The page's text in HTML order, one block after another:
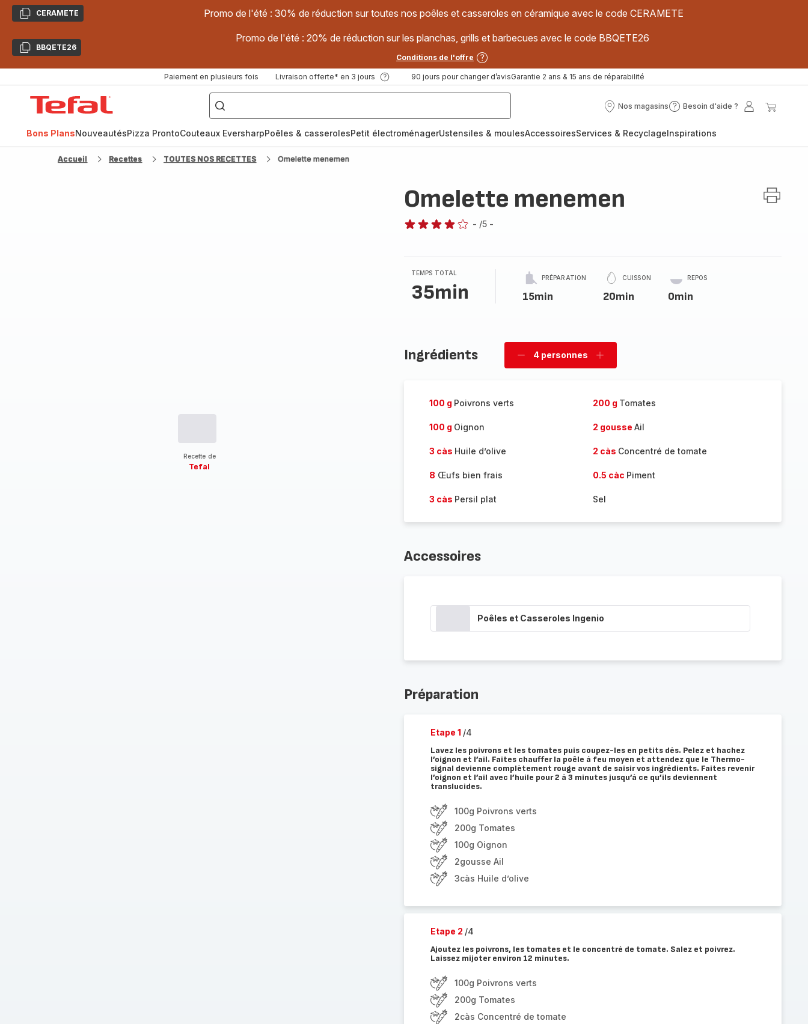
CopierCERAMETE Promo de l'été : 30% de réduction sur toutes nos poêles et casseroles en céramique avec le code CERAMETE
CopierBBQETE26
Promo de l'été : 20% de réduction sur les planchas, grills et barbecues avec le code BBQETE26
Conditions de l'offre
Paiement en plusieurs fois Livraison offerte* en 3 jours 90 jours pour changer d’avisGarantie 2 ans & 15 ans de réparabilité
["Poêles
inox,
Cake
Factory,
Nos magasins
Nos
Besoin d'aide ?
Besoin
?
Mon
Bons PlansNouveautésPizza ProntoCouteaux EversharpPoêles & casserolesPetit électroménagerUstensiles & moulesAccessoiresServices & RecyclageInspirations
Accueil Recettes TOUTES NOS RECETTES Omelette menemen
Recette de
Tefal
Omelette menemen
étoiles
(moyenne)
- /5 -
TEMPS TOTAL
35min
PRÉPARATION
15min
CUISSON
20min
REPOS
0min
Ingrédients
Supprimer
4 personnes
Ajouter
100 g Poivrons verts 200 g Tomates
100 g Oignon 2 gousse Ail
3 càs Huile d’olive 2 càs Concentré de tomate
8 Œufs bien frais 0.5 càc Piment
3 càs Persil plat Sel
Accessoires
Poêles et Casseroles Ingenio
Préparation
Etape 1 /4
Lavez les poivrons et les tomates puis coupez-les en petits dés. Pelez et hachez
l’oignon et l’ail. Faites chauffer la poêle à feu moyen et attendez que le Thermo-
signal devienne complètement rouge avant de saisir vos ingrédients. Faites revenir
l’oignon et l’ail avec l’huile pour 2 à 3 minutes jusqu’à ce qu’ils deviennent
translucides.
100g Poivrons verts
200g Tomates
100g Oignon
2gousse Ail
3càs Huile d’olive
Etape 2 /4
Ajoutez les poivrons, les tomates et le concentré de tomate. Salez et poivrez.
Laissez mijoter environ 12 minutes.
100g Poivrons verts
200g Tomates
2càs Concentré de tomate